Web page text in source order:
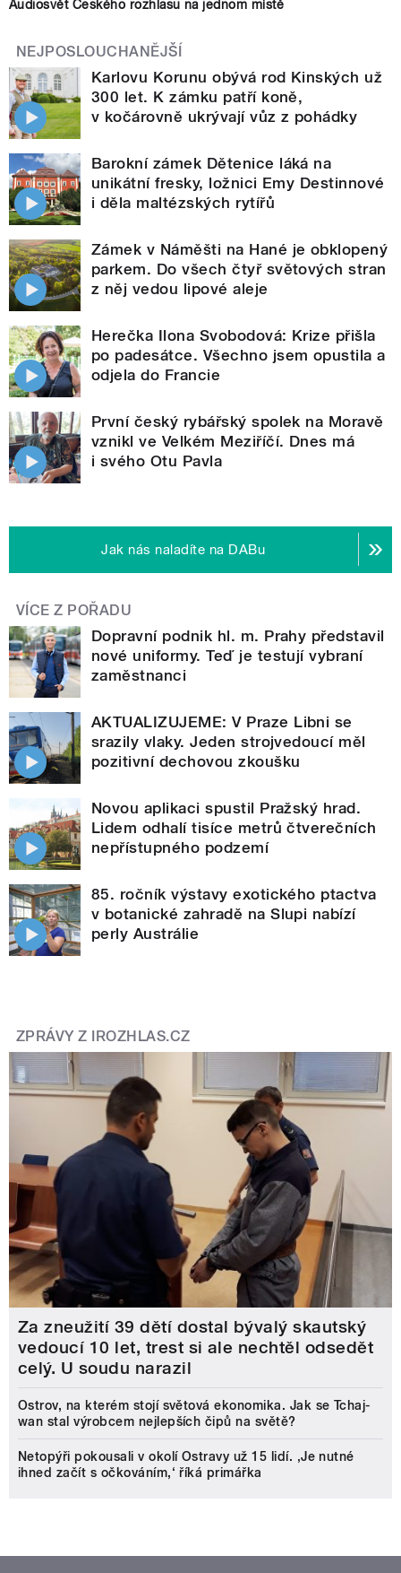
Audiosvět Českého rozhlasu na jednom místě
NEJPOSLOUCHANĚJŠÍ
Karlovu Korunu obývá rod Kinských už
300 let. K zámku patří koně,
v kočárovně ukrývají vůz z pohádky
Barokní zámek Dětenice láká na
unikátní fresky, ložnici Emy Destinnové
i děla maltézských rytířů
Zámek v Náměšti na Hané je obklopený
parkem. Do všech čtyř světových stran
z něj vedou lipové aleje
Herečka Ilona Svobodová: Krize přišla
po padesátce. Všechno jsem opustila a
odjela do Francie
První český rybářský spolek na Moravě
vznikl ve Velkém Meziříčí. Dnes má
i svého Otu Pavla
Jak nás naladíte na DABu
VÍCE Z POŘADU
Dopravní podnik hl. m. Prahy představil
nové uniformy. Teď je testují vybraní
zaměstnanci
AKTUALIZUJEME: V Praze Libni se
srazily vlaky. Jeden strojvedoucí měl
pozitivní dechovou zkoušku
Novou aplikaci spustil Pražský hrad.
Lidem odhalí tisíce metrů čtverečních
nepřístupného podzemí
85. ročník výstavy exotického ptactva
v botanické zahradě na Slupi nabízí
perly Austrálie
ZPRÁVY Z IROZHLAS.CZ
Za zneužití 39 dětí dostal bývalý skautský
vedoucí 10 let, trest si ale nechtěl odsedět
celý. U soudu narazil
Ostrov, na kterém stojí světová ekonomika. Jak se Tchaj-
wan stal výrobcem nejlepších čipů na světě?
Netopýři pokousali v okolí Ostravy už 15 lidí. ‚Je nutné
ihned začít s očkováním,‘ říká primářka